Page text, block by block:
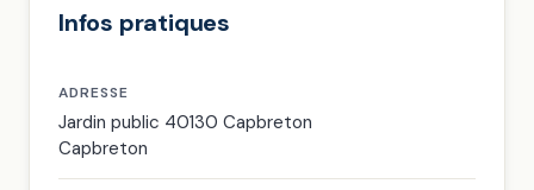
Infos pratiques
ADRESSE
Jardin public 40130 Capbreton
Capbreton